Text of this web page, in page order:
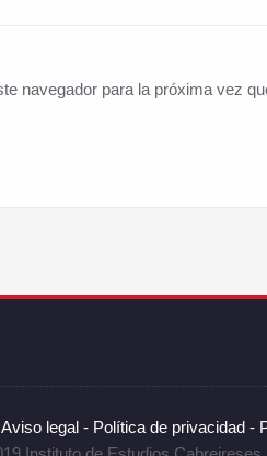
navegador para la próxima vez
Aviso legal - Política de privacidad -